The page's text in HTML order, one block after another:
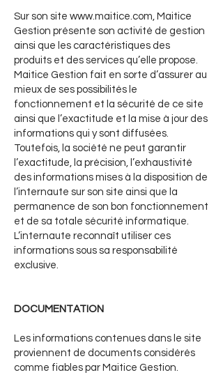
Sur son site www.maitice.com, Maitice
Gestion présente son activité de gestion
ainsi que les caractéristiques des
produits et des services qu’elle propose.
Maitice Gestion fait en sorte d’assurer au
mieux de ses possibilités le
fonctionnement et la sécurité de ce site
ainsi que l’exactitude et la mise à jour des
informations qui y sont diffusées.
Toutefois, la société ne peut garantir
l’exactitude, la précision, l’exhaustivité
des informations mises à la disposition de
l’internaute sur son site ainsi que la
permanence de son bon fonctionnement
et de sa totale sécurité informatique.
L’internaute reconnaît utiliser ces
informations sous sa responsabilité
exclusive.
DOCUMENTATION
Les informations contenues dans le site
proviennent de documents considérés
comme fiables par Maitice Gestion.